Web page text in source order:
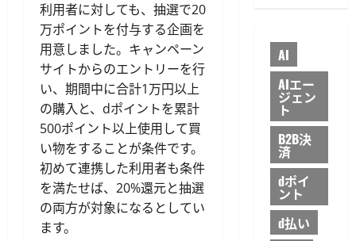
利用者に対しても、抽選で20
万ポイントを付与する企画を
用意しました。キャンペーン
サイトからのエントリーを行
い、期間中に合計1万円以上
の購入と、dポイントを累計
500ポイント以上使用して買
い物をすることが条件です。
初めて連携した利用者も条件
を満たせば、20%還元と抽選
の両方が対象になるとしてい
ます。
AI
AIエー
ジェン
ト
B2B決
済
dポイ
ント
d払い